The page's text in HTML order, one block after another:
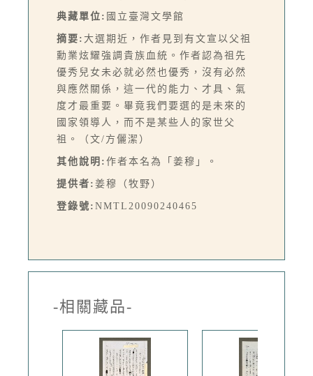
典藏單位: 國立臺灣文學館
摘要: 大選期近，作者見到有文宣以父祖
勳業炫耀強調貴族血統。作者認為祖先
優秀兒女未必就必然也優秀，沒有必然
與應然關係，這一代的能力、才具、氣
度才最重要。畢竟我們要選的是未來的
國家領導人，而不是某些人的家世父
祖。（文/方儷潔）
其他說明: 作者本名為「姜穆」。
提供者: 姜穆（牧野）
登錄號: NMTL20090240465
-相關藏品-